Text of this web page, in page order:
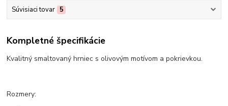
Súvisiaci tovar 5
Kompletné špecifikácie
Kvalitný smaltovaný hrniec s olivovým motívom a pokrievkou.
Rozmery: